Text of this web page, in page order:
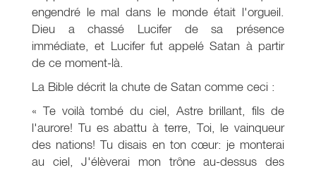
engendré le mal dans le monde était l'orgueil.
Dieu a chassé Lucifer de sa présence
immédiate, et Lucifer fut appelé Satan à partir
de ce moment-là.
La Bible décrit la chute de Satan comme ceci :
« Te voilà tombé du ciel, Astre brillant, fils de
l'aurore! Tu es abattu à terre, Toi, le vainqueur
des nations! Tu disais en ton cœur: je monterai
au ciel, J'élèverai mon trône au-dessus des